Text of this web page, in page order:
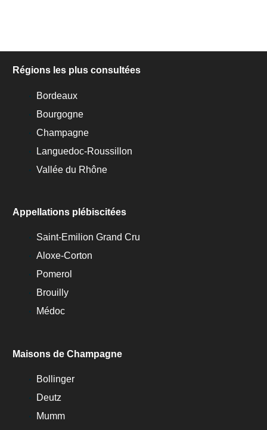
Régions les plus consultées
Bordeaux
Bourgogne
Champagne
Languedoc-Roussillon
Vallée du Rhône
Appellations plébiscitées
Saint-Emilion Grand Cru
Aloxe-Corton
Pomerol
Brouilly
Médoc
Maisons de Champagne
Bollinger
Deutz
Mumm